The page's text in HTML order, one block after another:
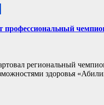
профессиональный
региональный
здоровья